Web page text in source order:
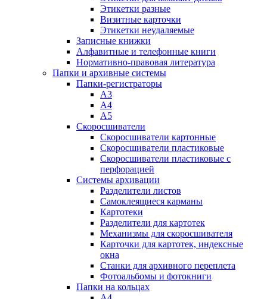
Этикетки разные
Визитные карточки
Этикетки неудаляемые
Записные книжки
Алфавитные и телефонные книги
Нормативно-правовая литература
Папки и архивные системы
Папки-регистраторы
А3
А4
А5
Скоросшиватели
Скоросшиватели картонные
Скоросшиватели пластиковые
Скоросшиватели пластиковые с
перфорацией
Системы архивации
Разделители листов
Самоклеящиеся карманы
Картотеки
Разделители для картотек
Механизмы для скоросшивателя
Карточки для картотек, индексные
окна
Станки для архивного переплета
Фотоальбомы и фотокниги
Папки на кольцах